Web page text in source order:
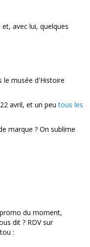
avec lui, quelques
le musée d'Histoire
avril, et un peutous les
marque ? On sublime
du moment,
dit ? RDV sur
: